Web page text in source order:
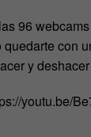
96
con
y
youtu.be/